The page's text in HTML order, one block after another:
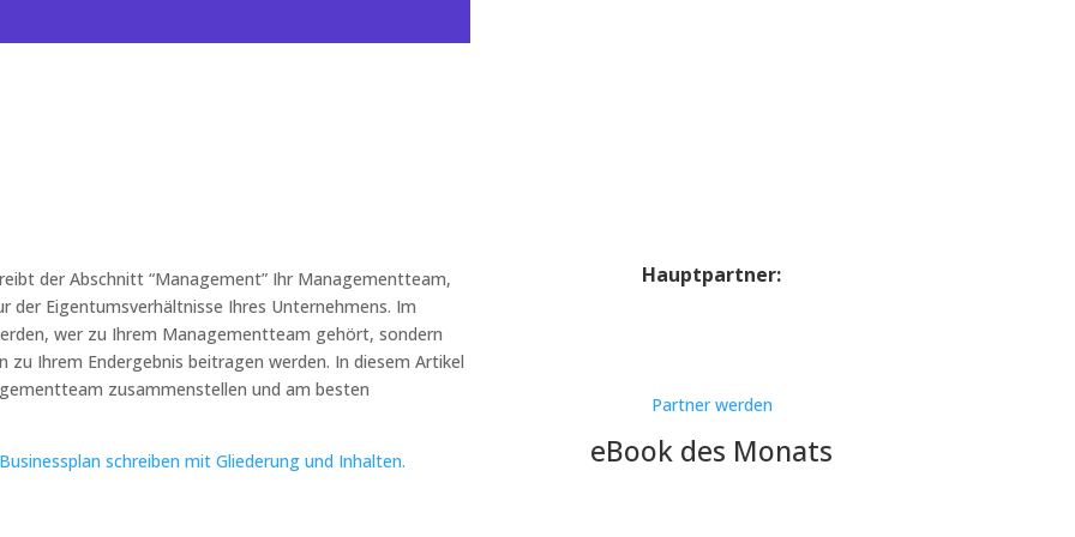
der Abschnitt “Management” Ihr Managementteam,
der Eigentumsverhältnisse Ihres Unternehmens. Im
wer zu Ihrem Managementteam gehört, sondern
zu Ihrem Endergebnis beitragen werden. In diesem Artikel
zusammenstellen und am besten
schreiben mit Gliederung und Inhalten.
Hauptpartner:
Partner werden
eBook des Monats